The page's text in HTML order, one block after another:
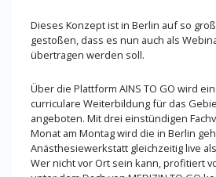
Dieses Konzept ist in Berlin auf so
gestoßen, dass es nun auch als
übertragen werden soll.
Über die Plattform AINS TO GO wird
curriculare Weiterbildung für das
angeboten. Mit drei einstündigen
Monat am Montag wird die in Berlin
Anästhesiewerkstatt gleichzeitig live
Wer nicht vor Ort sein kann, profitiert